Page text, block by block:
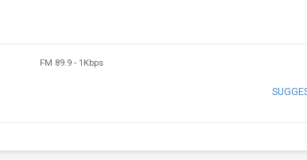
FM 89.9 - 1Kbps